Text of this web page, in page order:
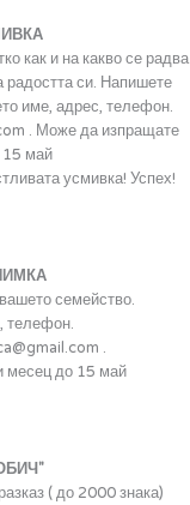
как и на какво се радва
радостта си. Напишете
име, адрес, телефон.
. Може да изпращате
15 май
усмивка! Успех!
семейство.
телефон.
.
месец до 15 май
( до 2000 знака)